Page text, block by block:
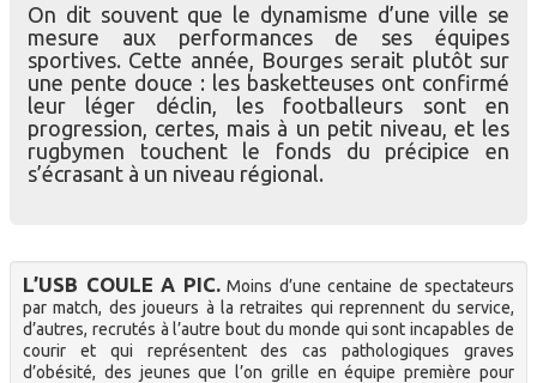
Dossiers
Brèves
On dit souvent que le dynamisme d’une ville se
mesure aux performances de ses équipes
sportives. Cette année, Bourges serait plutôt sur
une pente douce : les basketteuses ont confirmé
leur léger déclin, les footballeurs sont en
progression, certes, mais à un petit niveau, et les
rugbymen touchent le fonds du précipice en
s’écrasant à un niveau régional.
L’USB COULE A PIC.Moins d’une centaine de spectateurs
par match, des joueurs à la retraites qui reprennent du service,
d’autres, recrutés à l’autre bout du monde qui sont incapables de
courir et qui représentent des cas pathologiques graves
d’obésité, des jeunes que l’on grille en équipe première pour